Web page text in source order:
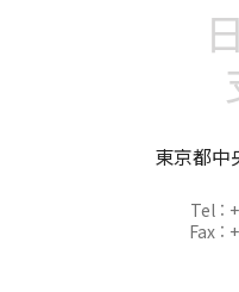
東京都中
Tel :
Fax :